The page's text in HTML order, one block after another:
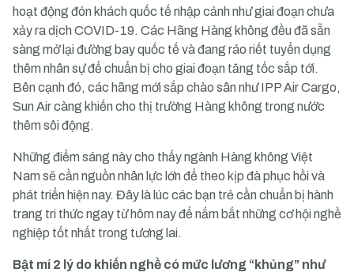
hoạt động đón khách quốc tế nhập cảnh như giai đoạn chưa
xảy ra dịch COVID-19. Các Hãng Hàng không đều đã sẵn
sàng mở lại đường bay quốc tế và đang ráo riết tuyển dụng
thêm nhân sự để chuẩn bị cho giai đoạn tăng tốc sắp tới.
Bên cạnh đó, các hãng mới sắp chào sân như IPP Air Cargo,
Sun Air càng khiến cho thị trường Hàng không trong nước
thêm sôi động.
Những điểm sáng này cho thấy ngành Hàng không Việt
Nam sẽ cần nguồn nhân lực lớn để theo kịp đà phục hồi và
phát triển hiện nay. Đây là lúc các bạn trẻ cần chuẩn bị hành
trang tri thức ngay từ hôm nay để nắm bắt những cơ hội nghề
nghiệp tốt nhất trong tương lai.
Bật mí 2 lý do khiến nghề có mức lương “khủng” như